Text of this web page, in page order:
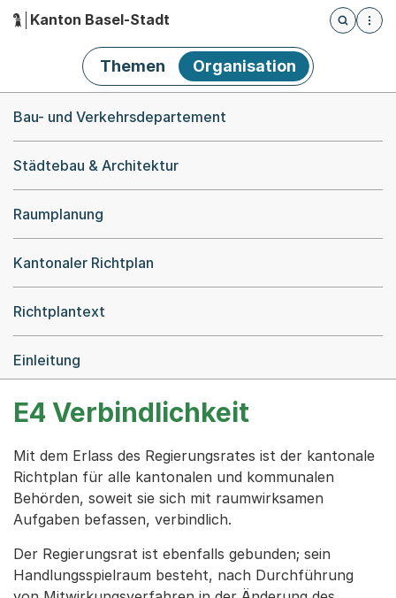
Hauptnavigation
Kanton Basel-Stadt
Öffnet
Themen Organisation
Bau- und Verkehrsdepartement
Städtebau & Architektur
Raumplanung
Kantonaler Richtplan
Richtplantext
Einleitung
E4 Verbindlichkeit
Mit dem Erlass des Regierungsrates ist der kantonale
Richtplan für alle kantonalen und kommunalen
Behörden, soweit sie sich mit raumwirksamen
Aufgaben befassen, verbindlich.
Der Regierungsrat ist ebenfalls gebunden; sein
Handlungsspielraum besteht, nach Durchführung